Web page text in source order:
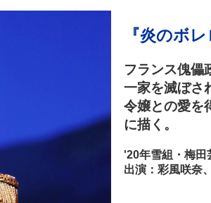
『炎のボレ
フランス傀儡
一家を滅ぼさ
令嬢との愛を
に描く。
'20年雪組・梅田
出演：彩風咲奈